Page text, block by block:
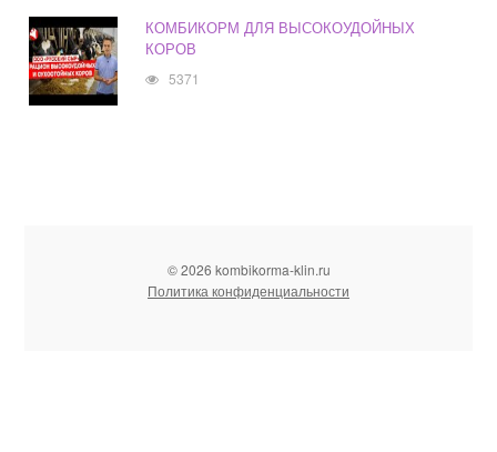
КОМБИКОРМ ДЛЯ ВЫСОКОУДОЙНЫХ
КОРОВ
5371
© 2026 kombikorma-klin.ru
Политика конфиденциальности